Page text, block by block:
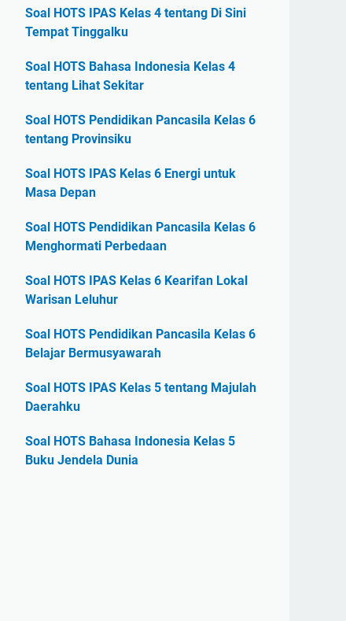
Soal HOTS IPAS Kelas 4 tentang Di Sini
Tempat Tinggalku
Soal HOTS Bahasa Indonesia Kelas 4
tentang Lihat Sekitar
Soal HOTS Pendidikan Pancasila Kelas 6
tentang Provinsiku
Soal HOTS IPAS Kelas 6 Energi untuk
Masa Depan
Soal HOTS Pendidikan Pancasila Kelas 6
Menghormati Perbedaan
Soal HOTS IPAS Kelas 6 Kearifan Lokal
Warisan Leluhur
Soal HOTS Pendidikan Pancasila Kelas 6
Belajar Bermusyawarah
Soal HOTS IPAS Kelas 5 tentang Majulah
Daerahku
Soal HOTS Bahasa Indonesia Kelas 5
Buku Jendela Dunia